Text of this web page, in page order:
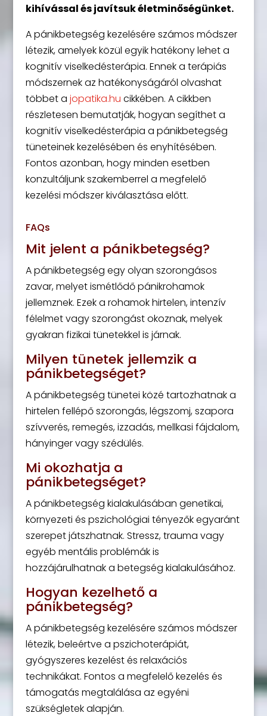
kihívással és javítsuk életminőségünket.
A pánikbetegség kezelésére számos módszer
létezik, amelyek közül egyik hatékony lehet a
kognitív viselkedésterápia. Ennek a terápiás
módszernek az hatékonyságáról olvashat
többet a jopatika.hu cikkében. A cikkben
részletesen bemutatják, hogyan segíthet a
kognitív viselkedésterápia a pánikbetegség
tüneteinek kezelésében és enyhítésében.
Fontos azonban, hogy minden esetben
konzultáljunk szakemberrel a megfelelő
kezelési módszer kiválasztása előtt.
FAQs
Mit jelent a pánikbetegség?
A pánikbetegség egy olyan szorongásos
zavar, melyet ismétlődő pánikrohamok
jellemznek. Ezek a rohamok hirtelen, intenzív
félelmet vagy szorongást okoznak, melyek
gyakran fizikai tünetekkel is járnak.
Milyen tünetek jellemzik a
pánikbetegséget?
A pánikbetegség tünetei közé tartozhatnak a
hirtelen fellépő szorongás, légszomj, szapora
szívverés, remegés, izzadás, mellkasi fájdalom,
hányinger vagy szédülés.
Mi okozhatja a
pánikbetegséget?
A pánikbetegség kialakulásában genetikai,
környezeti és pszichológiai tényezők egyaránt
szerepet játszhatnak. Stressz, trauma vagy
egyéb mentális problémák is
hozzájárulhatnak a betegség kialakulásához.
Hogyan kezelhető a
pánikbetegség?
A pánikbetegség kezelésére számos módszer
létezik, beleértve a pszichoterápiát,
gyógyszeres kezelést és relaxációs
technikákat. Fontos a megfelelő kezelés és
támogatás megtalálása az egyéni
szükségletek alapján.